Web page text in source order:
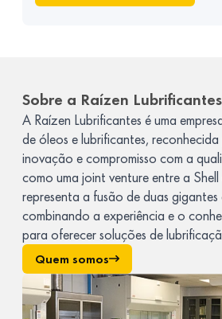
Sobre a Raízen Lubrificantes
A Raízen Lubrificantes é uma
de óleos e lubrificantes,
inovação e compromisso com a
como uma joint venture entre a
representa a fusão de duas
combinando a experiência e o
para oferecer soluções de
Quem somos